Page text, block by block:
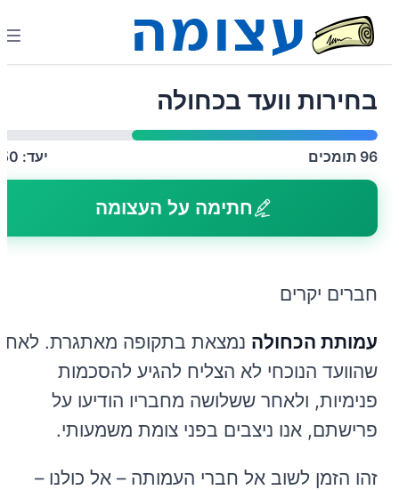
בחירות וועד בכחולה
96 תומכים יעד:
חתימה על העצומה
חברים יקרים
עמותת הכחולה נמצאת בתקופה מאתגרת.
שהוועד הנוכחי לא הצליח להגיע להסכמות
פנימיות, ולאחר ששלושה מחבריו הודיעו על
פרישתם, אנו ניצבים בפני צומת משמעותי.
זהו הזמן לשוב אל חברי העמותה – אל כולנו –